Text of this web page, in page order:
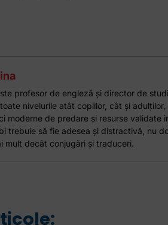
profesor de engleză și director de
nivelurile atât copiilor, cât și
moderne de predare și resurse
trebuie să fie adesea și distractivă, nu
mult decât conjugări și traduceri.